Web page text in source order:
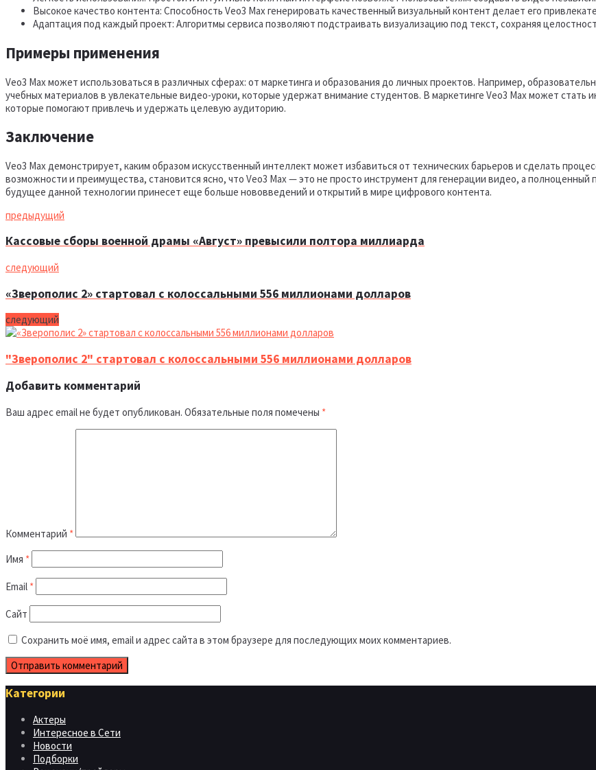
Высокое качество контента: Способность Veo3 Max генерировать качественный визуальный контент делает его
Адаптация под каждый проект: Алгоритмы сервиса позволяют подстраивать визуализацию под текст, сохраняя
Примеры применения
Veo3 Max может использоваться в различных сферах: от маркетинга и образования до личных проектов. Например,
учебных материалов в увлекательные видео-уроки, которые удержат внимание студентов. В маркетинге Veo3 Max может стать
которые помогают привлечь и удержать целевую аудиторию.
Заключение
Veo3 Max демонстрирует, каким образом искусственный интеллект может избавиться от технических барьеров и сделать
возможности и преимущества, становится ясно, что Veo3 Max — это не просто инструмент для генерации видео, а
будущее данной технологии принесет еще больше нововведений и открытий в мире цифрового контента.
предыдущий
Кассовые сборы военной драмы «Август» превысили полтора миллиарда
следующий
«Зверополис 2» стартовал с колоссальными 556 миллионами долларов
следующий
"Зверополис 2" стартовал с колоссальными 556 миллионами долларов
Добавить комментарий
Ваш адрес email не будет опубликован. Обязательные поля помечены *
Комментарий *
Имя *
Email *
Сайт
Сохранить моё имя, email и адрес сайта в этом браузере для последующих моих комментариев.
Категории
Актеры
Интересное в Сети
Новости
Подборки